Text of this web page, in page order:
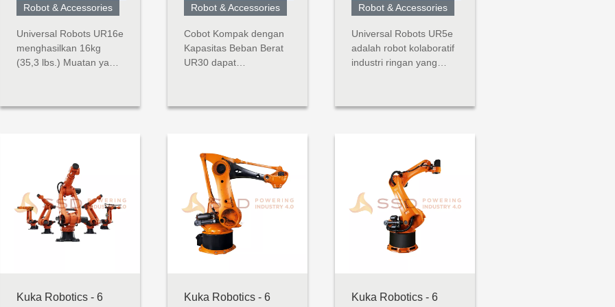
Robot & Accessories
Universal Robots UR16e
menghasilkan 16kg
(35,3 lbs.) Muatan yang
ideal untuk digunakan
dan aplikasi penggerak
sekrup dan mur. Robot
pembangkit tenaga...
Robot & Accessories
Cobot Kompak dengan
Kapasitas Beban Berat
UR30 dapat
mempertahankan
angkat 30 kg dan
jangkauan 1300 mm,
robot ini dapat
menangani mesin yang
lebih besar,
mempaletka...
Robot & Accessories
Universal Robots UR5e
adalah robot kolaboratif
industri ringan yang
(hingga 5 kg). Robot
fleksibilitas dan
kemampuan
beradaptasi. UR5e
dirancang untuk
integrasi tanpa bat...
Kuka Robotics - 6
Kuka Robotics - 6
Kuka Robotics - 6